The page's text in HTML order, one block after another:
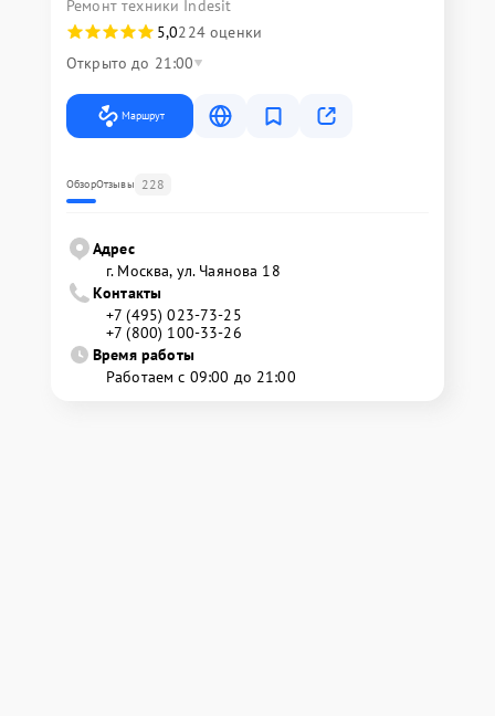
Ремонт техники Indesit
5,0224 оценки
Открыто до 21:00
Маршрут
ОбзорОтзывы 228
Адрес
г. Москва, ул. Чаянова 18
Контакты
+7 (495) 023-73-25
+7 (800) 100-33-26
Время работы
Работаем с 09:00 до 21:00